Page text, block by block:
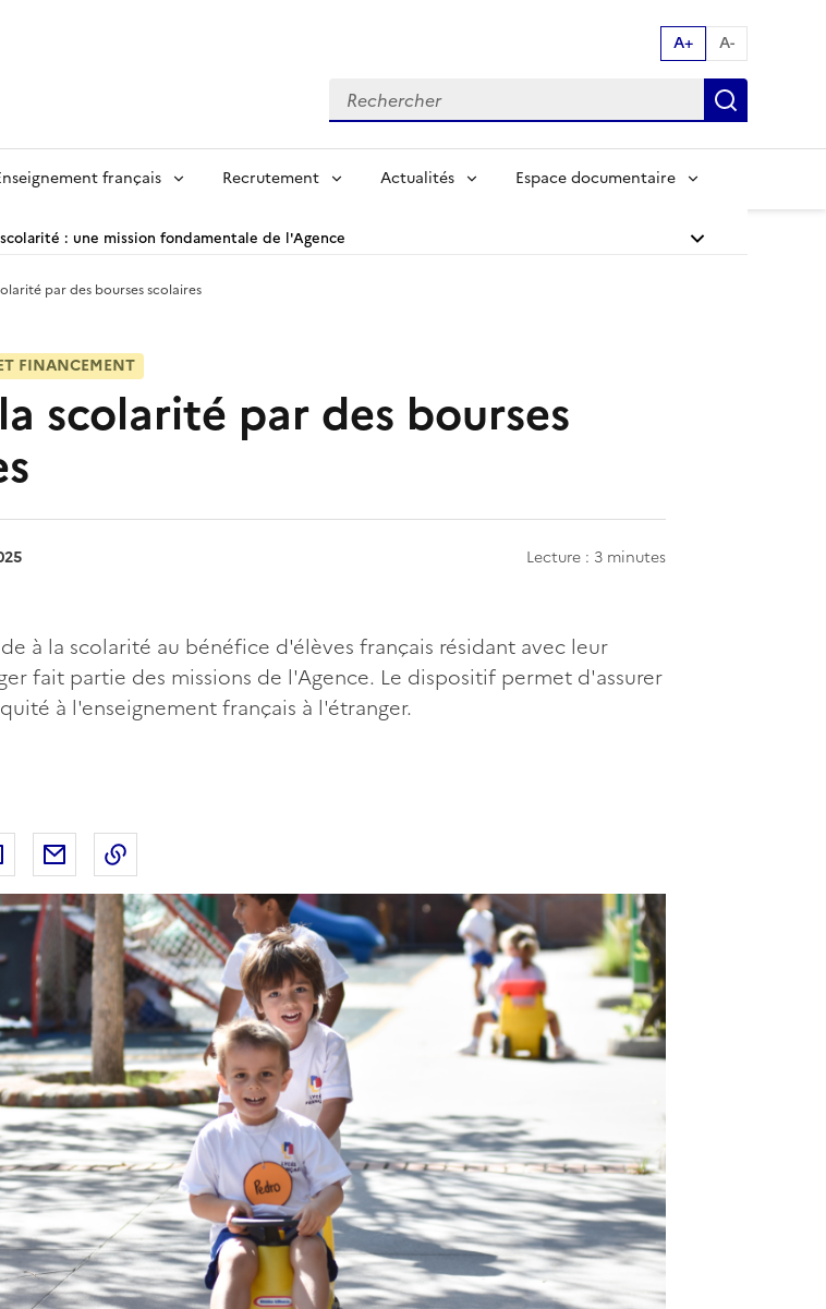
A+ A-
Recherche par mot clés:
français Recrutement Actualités Espace documentaire
: une mission fondamentale de l'Agence
par des bourses scolaires
FINANCEMENT
scolarité par des bourses
Lecture : 3 minutes
à la scolarité au bénéfice d'élèves français résidant avec leur
fait partie des missions de l'Agence. Le dispositif permet d'assurer
à l'enseignement français à l'étranger.
sur Bluesky
Partager sur LinkedIn
Partager par email